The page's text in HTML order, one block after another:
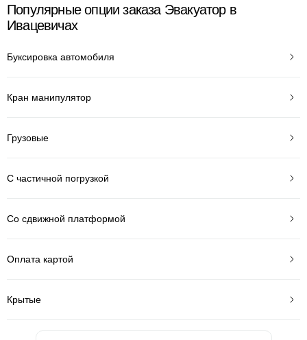
Популярные опции заказа Эвакуатор в
Ивацевичах
Буксировка автомобиля
Кран манипулятор
Грузовые
С частичной погрузкой
Со сдвижной платформой
Оплата картой
Крытые